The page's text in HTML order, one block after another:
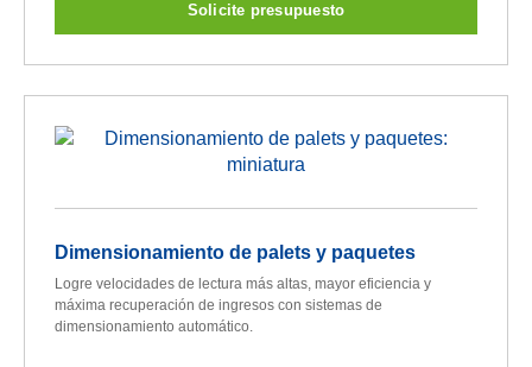
Solicite presupuesto
Dimensionamiento de palets y paquetes
Logre velocidades de lectura más altas, mayor eficiencia y
máxima recuperación de ingresos con sistemas de
dimensionamiento automático.